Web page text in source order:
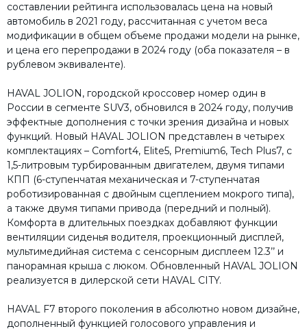
составлении рейтинга использовалась цена на новый
автомобиль в 2021 году, рассчитанная с учетом веса
модификации в общем объеме продажи модели на рынке,
и цена его перепродажи в 2024 году (оба показателя – в
рублевом эквиваленте).
HAVAL JOLION, городской кроссовер номер один в
России в сегменте SUV3, обновился в 2024 году, получив
эффектные дополнения с точки зрения дизайна и новых
функций. Новый HAVAL JOLION представлен в четырех
комплектациях – Comfort4, Elite5, Premium6, Tech Plus7, с
1,5-литровым турбированным двигателем, двумя типами
КПП (6-ступенчатая механическая и 7-ступенчатая
роботизированная с двойным сцеплением мокрого типа),
а также двумя типами привода (передний и полный).
Комфорта в длительных поездках добавляют функции
вентиляции сиденья водителя, проекционный дисплей,
мультимедийная система с сенсорным дисплеем 12.3’’ и
панорамная крыша с люком. Обновленный HAVAL JOLION
реализуется в дилерской сети HAVAL CITY.
HAVAL F7 второго поколения в абсолютно новом дизайне,
дополненный функцией голосового управления и